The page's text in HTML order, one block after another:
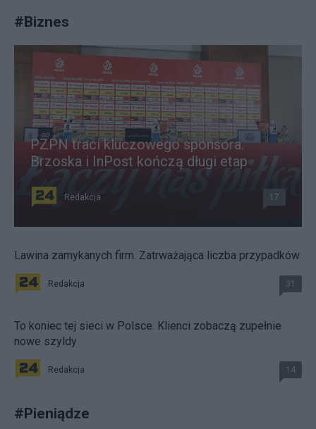
#Biznes
PZPN traci kluczowego sponsora.
Brzoska i InPost kończą długi etap
Redakcja 17
Lawina zamykanych firm. Zatrważająca liczba przypadków
Redakcja 31
To koniec tej sieci w Polsce. Klienci zobaczą zupełnie
nowe szyldy
Redakcja 14
#Pieniądze